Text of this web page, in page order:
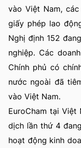
vào Việt Nam,
giấy phép lao
Nghị định 152
nghiệp. Các
Chính phủ có
nước ngoài đã
vào Việt Nam.
EuroCham tại
dịch lần thứ 4
hoạt động kinh